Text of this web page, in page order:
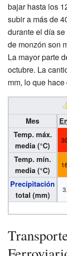
bajar hasta los
subir a más de
durante el día
de monzón son
La mayor parte
octubre. La
mm, lo que
Mes
Temp. máx.
media (°C)
Temp. mín.
media (°C)
Precipitación
total (mm)